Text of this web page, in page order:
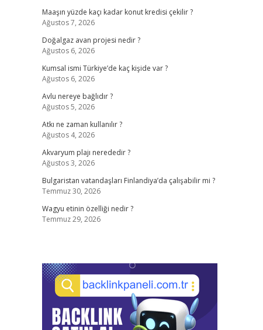
Maaşın yüzde kaçı kadar konut kredisi çekilir ?
Ağustos 7, 2026
Doğalgaz avan projesi nedir ?
Ağustos 6, 2026
Kumsal ismi Türkiye’de kaç kişide var ?
Ağustos 6, 2026
Avlu nereye bağlıdır ?
Ağustos 5, 2026
Atkı ne zaman kullanılır ?
Ağustos 4, 2026
Akvaryum plajı nerededir ?
Ağustos 3, 2026
Bulgaristan vatandaşları Finlandiya’da çalışabilir mi ?
Temmuz 30, 2026
Wagyu etinin özelliği nedir ?
Temmuz 29, 2026